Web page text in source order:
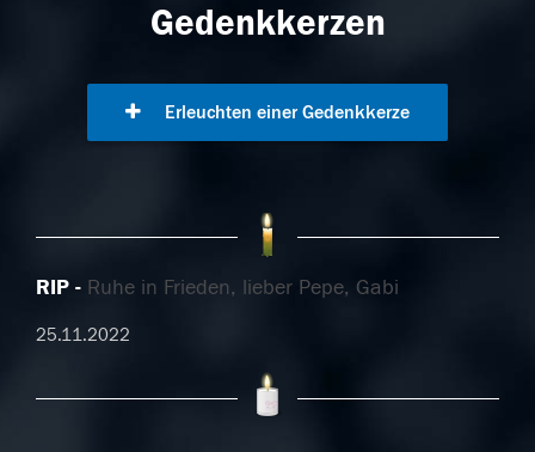
Gedenkkerzen
Erleuchten einer Gedenkkerze
RIP Ruhe in Frieden, lieber Pepe, Gabi
25.11.2022